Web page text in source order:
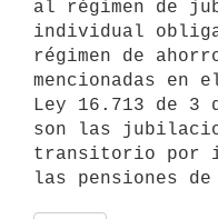
al régimen de
individual
régimen de
mencionadas
Ley 16.713 de 3
son las
transitorio por